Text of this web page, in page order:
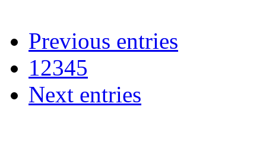
Previous entries
12345
Next entries